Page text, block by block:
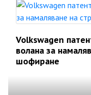
Volkswagen
волана за
шофиране